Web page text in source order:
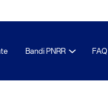
Bandi PNRR FAQ